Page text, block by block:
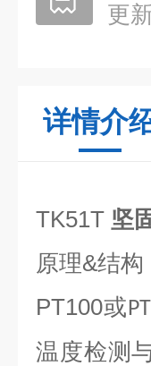
更
详情介
TK51T 坚
原理&结构
PT100或
温度检测